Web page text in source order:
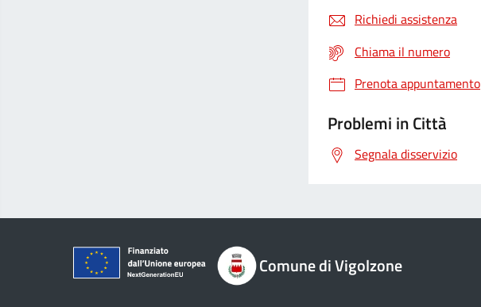
Richiedi assistenza
Chiama il numero
Prenota appuntamento
Problemi in Città
Segnala disservizio
Comune di Vigolzone